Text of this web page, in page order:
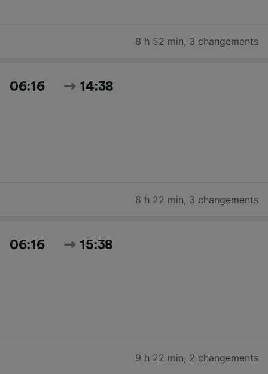
8 h 52 min, 3 changements
06:16 14:38
8 h 22 min, 3 changements
06:16 15:38
9 h 22 min, 2 changements